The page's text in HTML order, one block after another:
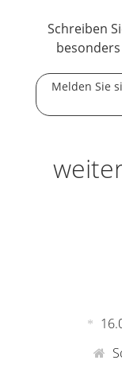
Schreiben
Melden Sie